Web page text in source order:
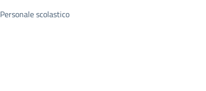
Personale scolastico